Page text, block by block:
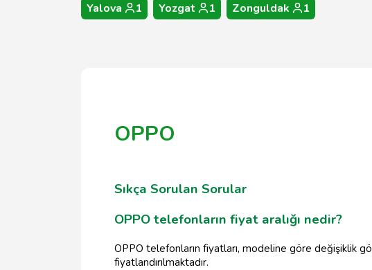
Yalova
1 Yozgat 1 Zonguldak 1
OPPO
Sıkça Sorulan Sorular
OPPO telefonların fiyat aralığı nedir?
OPPO telefonların fiyatları, modeline göre değişiklik
fiyatlandırılmaktadır.